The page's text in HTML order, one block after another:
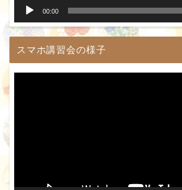
00:00
スマホ講習会の様子